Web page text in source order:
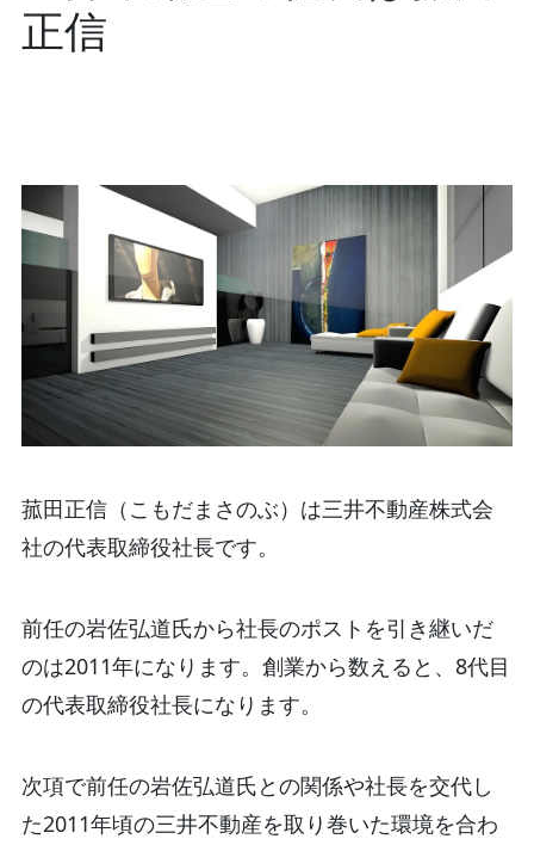
正信
菰田正信（こもだまさのぶ）は三井不動産株式会
社の代表取締役社長です。
前任の岩佐弘道氏から社長のポストを引き継いだ
のは2011年になります。創業から数えると、8代目
の代表取締役社長になります。
次項で前任の岩佐弘道氏との関係や社長を交代し
た2011年頃の三井不動産を取り巻いた環境を合わ